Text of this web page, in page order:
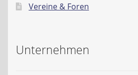
Vereine & Foren
Unternehmen